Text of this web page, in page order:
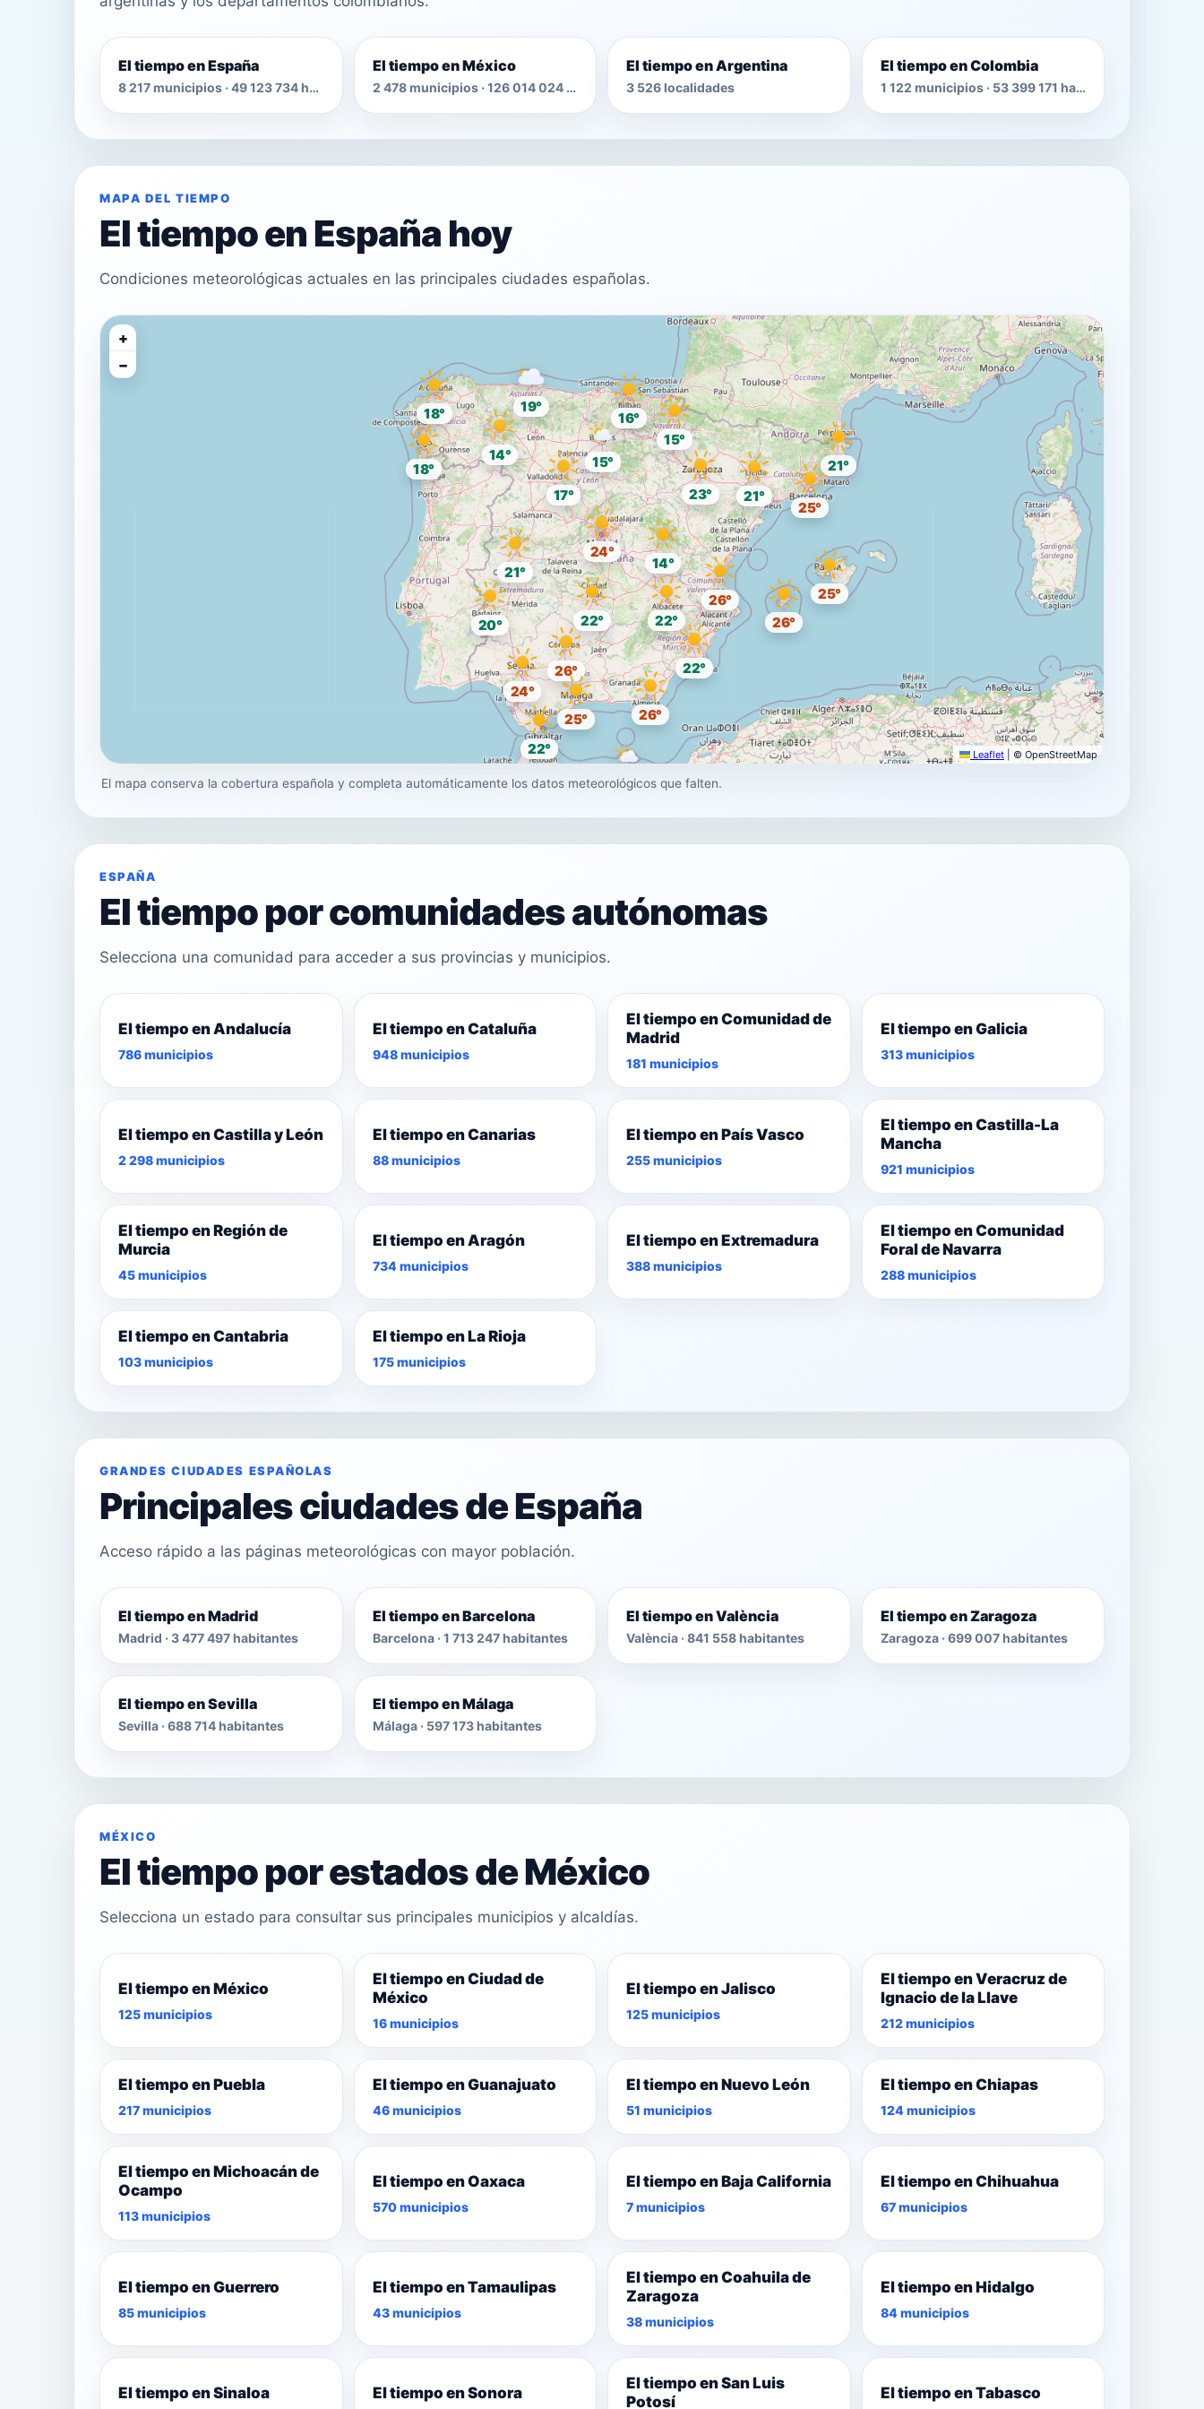
El tiempo en España
8 217 municipios · 49 123 734 habitantes
El tiempo en México
2 478 municipios · 126 014 024 habitantes
El tiempo en Argentina
3 526 localidades
El tiempo en Colombia
1 122 municipios · 53 399 171 habitantes
MAPA DEL TIEMPO
El tiempo en España hoy
Condiciones meteorológicas actuales en las principales ciudades españolas.
24°
25°
26°
23°
24°
25°
22°
25°
22°
16°
26°
17°
18°
19°
18°
15°
26°
15°
22°
20°
21°
22°
22°
26°
22°
14°
26°
14°
21°
21°
+
−
Leaflet © OpenStreetMap
El mapa conserva la cobertura española y completa automáticamente los datos meteorológicos que falten.
ESPAÑA
El tiempo por comunidades autónomas
Selecciona una comunidad para acceder a sus provincias y municipios.
El tiempo en Andalucía
786 municipios
El tiempo en Cataluña
948 municipios
El tiempo en Comunidad de
Madrid
181 municipios
El tiempo en Galicia
313 municipios
El tiempo en Castilla y León
2 298 municipios
El tiempo en Canarias
88 municipios
El tiempo en País Vasco
255 municipios
El tiempo en Castilla-La
Mancha
921 municipios
El tiempo en Región de
Murcia
45 municipios
El tiempo en Aragón
734 municipios
El tiempo en Extremadura
388 municipios
El tiempo en Comunidad
Foral de Navarra
288 municipios
El tiempo en Cantabria
103 municipios
El tiempo en La Rioja
175 municipios
GRANDES CIUDADES ESPAÑOLAS
Principales ciudades de España
Acceso rápido a las páginas meteorológicas con mayor población.
El tiempo en Madrid
Madrid · 3 477 497 habitantes
El tiempo en Barcelona
Barcelona · 1 713 247 habitantes
El tiempo en València
València · 841 558 habitantes
El tiempo en Zaragoza
Zaragoza · 699 007 habitantes
El tiempo en Sevilla
Sevilla · 688 714 habitantes
El tiempo en Málaga
Málaga · 597 173 habitantes
MÉXICO
El tiempo por estados de México
Selecciona un estado para consultar sus principales municipios y alcaldías.
El tiempo en México
125 municipios
El tiempo en Ciudad de
México
16 municipios
El tiempo en Jalisco
125 municipios
El tiempo en Veracruz de
Ignacio de la Llave
212 municipios
El tiempo en Puebla
217 municipios
El tiempo en Guanajuato
46 municipios
El tiempo en Nuevo León
51 municipios
El tiempo en Chiapas
124 municipios
El tiempo en Michoacán de
Ocampo
113 municipios
El tiempo en Oaxaca
570 municipios
El tiempo en Baja California
7 municipios
El tiempo en Chihuahua
67 municipios
El tiempo en Guerrero
85 municipios
El tiempo en Tamaulipas
43 municipios
El tiempo en Coahuila de
Zaragoza
38 municipios
El tiempo en Hidalgo
84 municipios
El tiempo en Sinaloa El tiempo en Sonora
El tiempo en San Luis
Potosí
El tiempo en Tabasco